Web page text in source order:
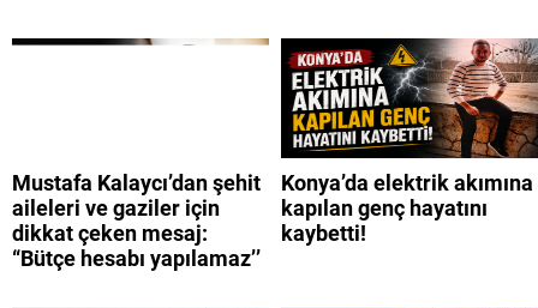
Mustafa Kalaycı’dan şehit
aileleri ve gaziler için
dikkat çeken mesaj:
“Bütçe hesabı yapılamaz’’
Konya’da elektrik akımına
kapılan genç hayatını
kaybetti!